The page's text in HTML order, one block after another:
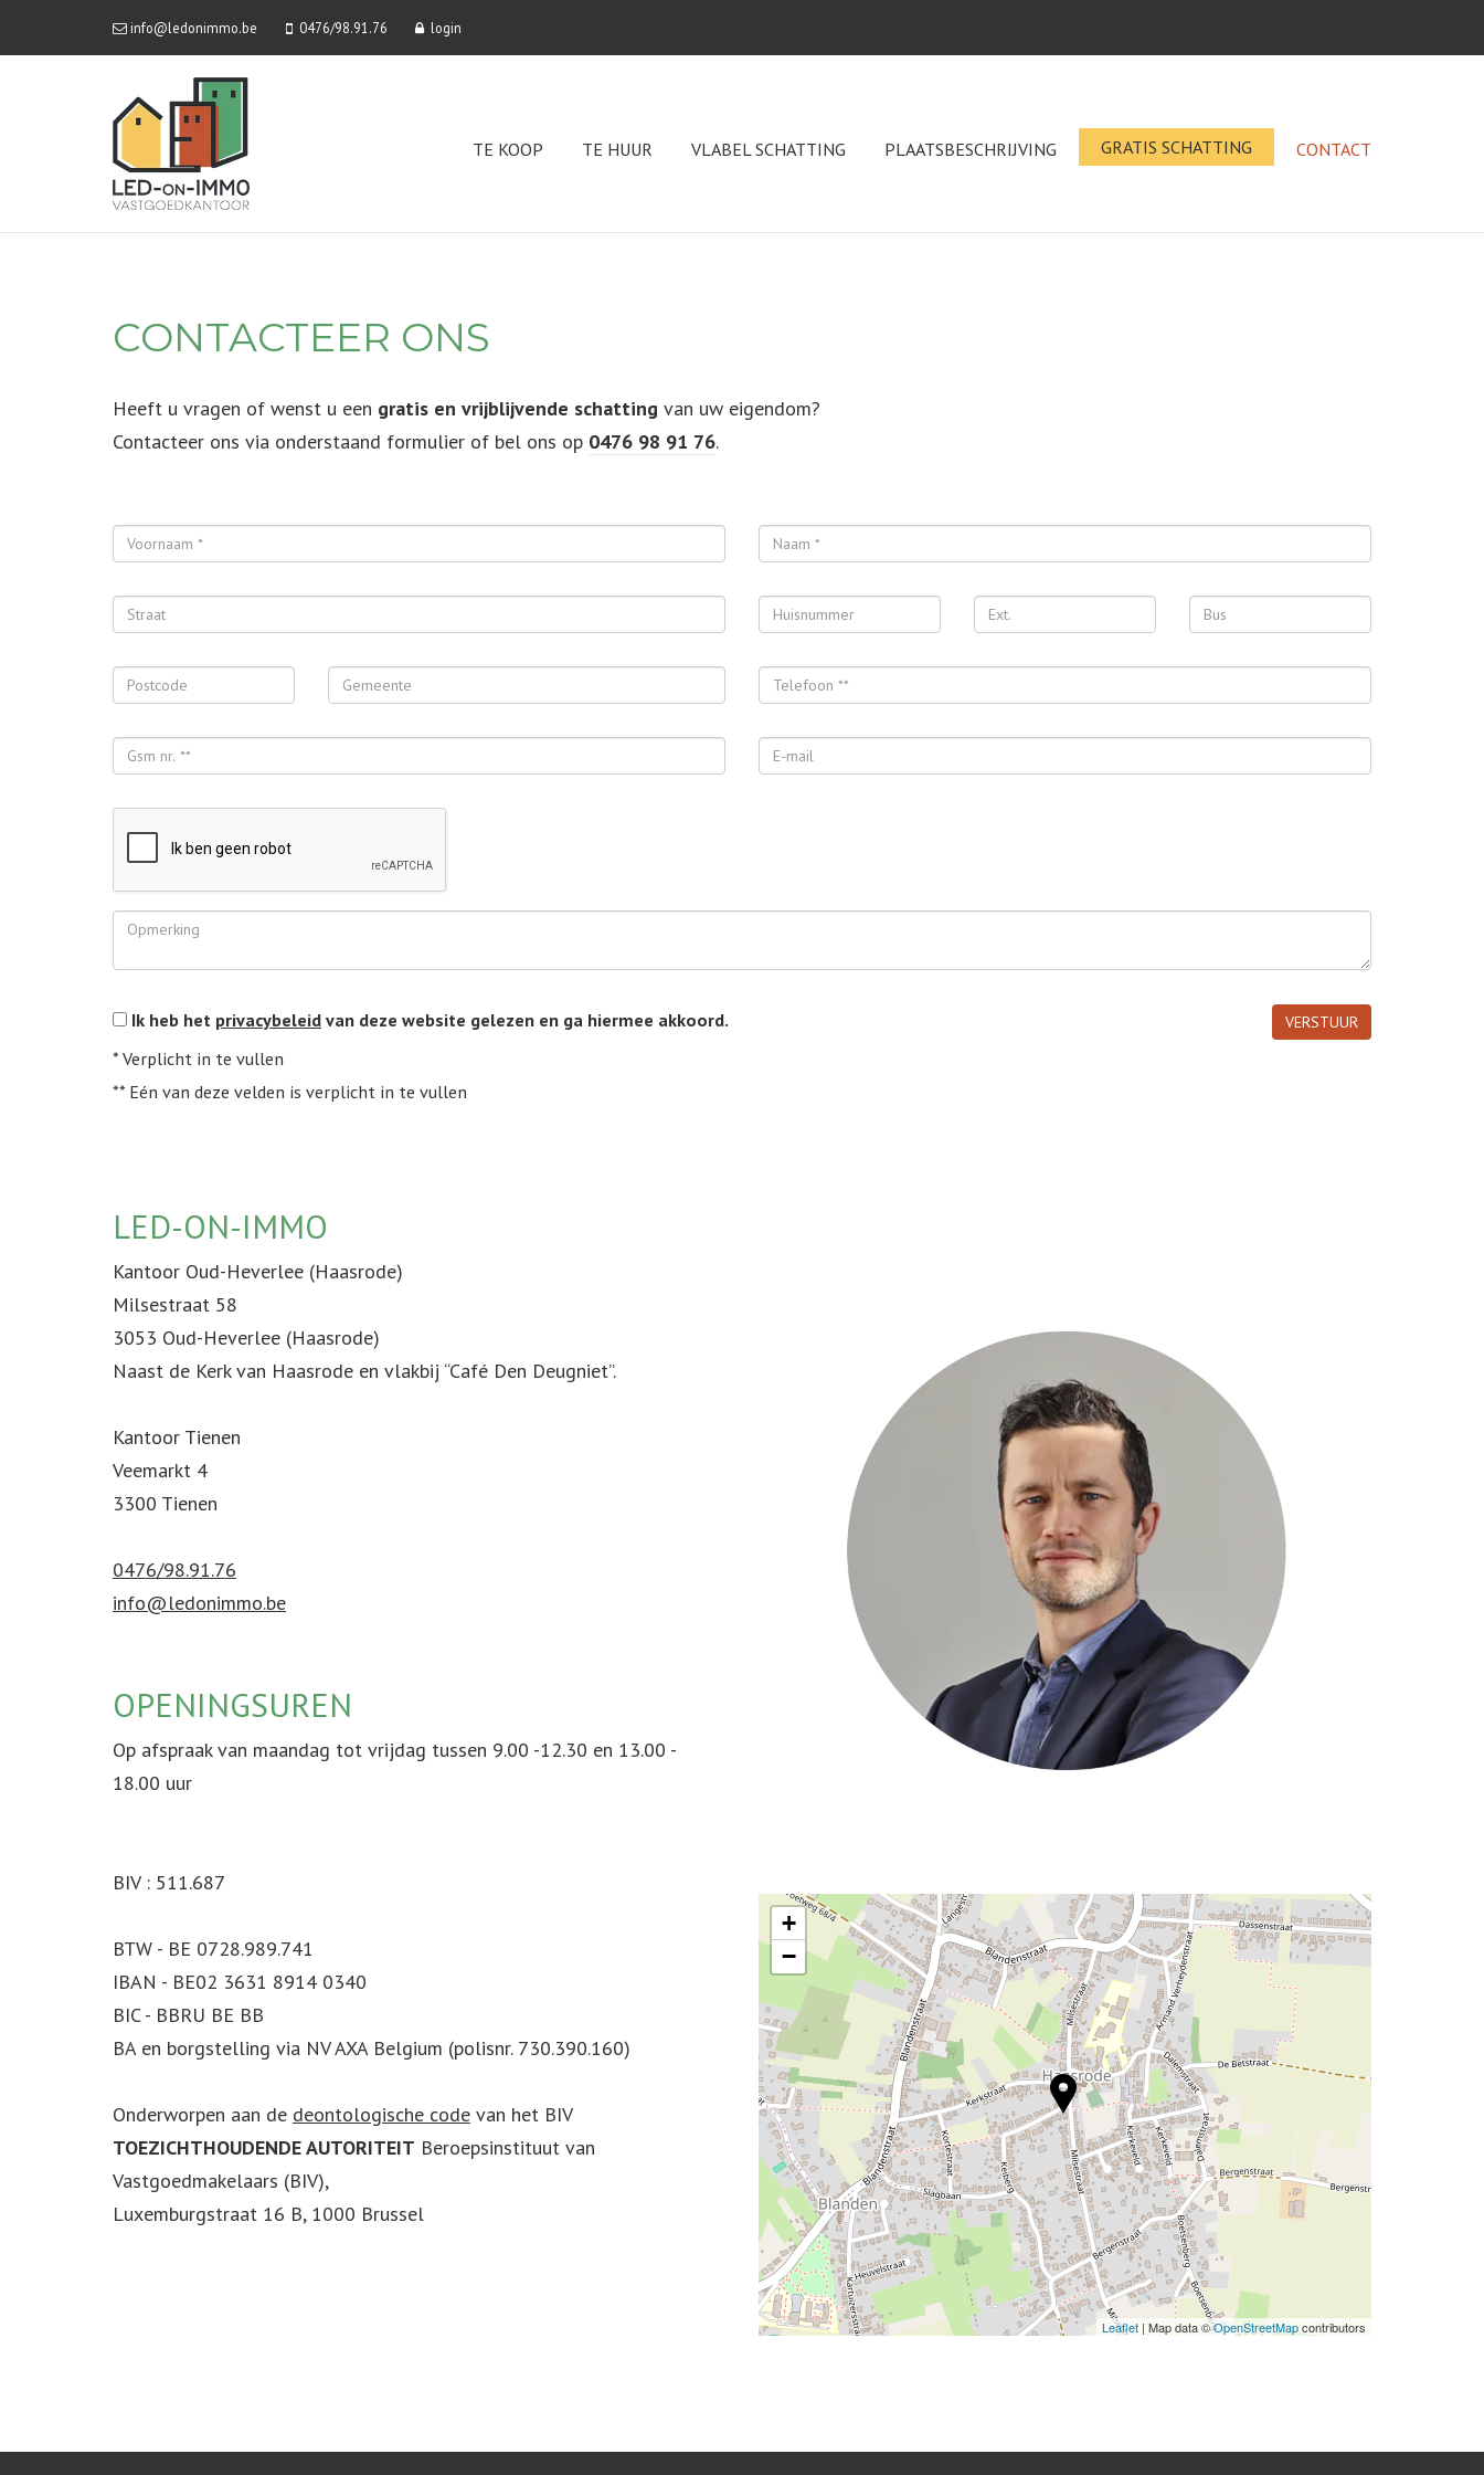
info@ledonimmo.be 0476/98.91.76 login
TE KOOP TE HUUR VLABEL SCHATTING PLAATSBESCHRIJVING GRATIS SCHATTING CONTACT
CONTACTEER ONS
Heeft u vragen of wenst u een gratis en vrijblijvende schatting van uw eigendom?
Contacteer ons via onderstaand formulier of bel ons op 0476 98 91 76.
Ik heb het privacybeleid van deze website gelezen en ga hiermee akkoord.
* Verplicht in te vullen
** Eén van deze velden is verplicht in te vullen
LED-ON-IMMO
Kantoor Oud-Heverlee (Haasrode)
Milsestraat 58
3053 Oud-Heverlee (Haasrode)
Naast de Kerk van Haasrode en vlakbij “Café Den Deugniet”.
Kantoor Tienen
Veemarkt 4
3300 Tienen
0476/98.91.76
info@ledonimmo.be
OPENINGSUREN
Op afspraak van maandag tot vrijdag tussen 9.00 -12.30 en 13.00 -
18.00 uur
BIV : 511.687
BTW - BE 0728.989.741
IBAN - BE02 3631 8914 0340
BIC - BBRU BE BB
BA en borgstelling via NV AXA Belgium (polisnr. 730.390.160)
Onderworpen aan de deontologische code van het BIV
TOEZICHTHOUDENDE AUTORITEIT Beroepsinstituut van
Vastgoedmakelaars (BIV),
Luxemburgstraat 16 B, 1000 Brussel
+
−
Leaflet | Map data ©OpenStreetMapcontributors